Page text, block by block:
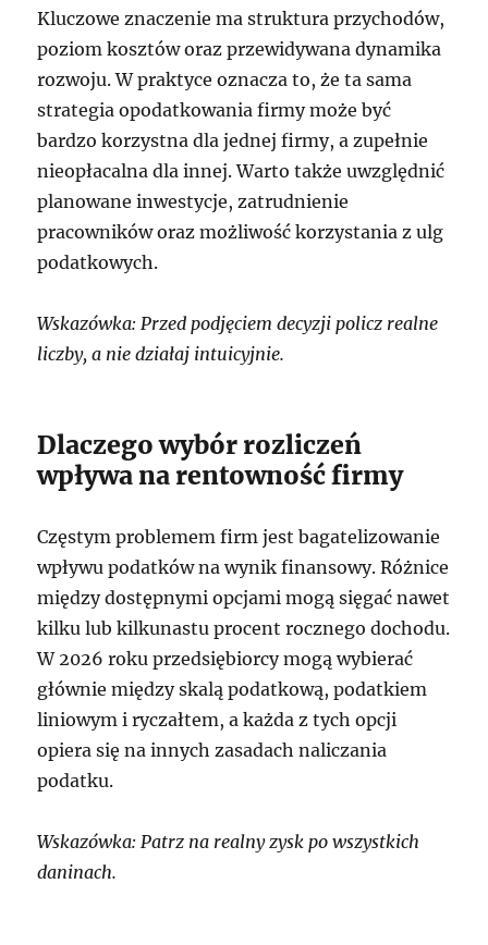
Kluczowe znaczenie ma struktura przychodów,
poziom kosztów oraz przewidywana dynamika
rozwoju. W praktyce oznacza to, że ta sama
strategia opodatkowania firmy może być
bardzo korzystna dla jednej firmy, a zupełnie
nieopłacalna dla innej. Warto także uwzględnić
planowane inwestycje, zatrudnienie
pracowników oraz możliwość korzystania z ulg
podatkowych.
Wskazówka: Przed podjęciem decyzji policz realne
liczby, a nie działaj intuicyjnie.
Dlaczego wybór rozliczeń
wpływa na rentowność firmy
Częstym problemem firm jest bagatelizowanie
wpływu podatków na wynik finansowy. Różnice
między dostępnymi opcjami mogą sięgać nawet
kilku lub kilkunastu procent rocznego dochodu.
W 2026 roku przedsiębiorcy mogą wybierać
głównie między skalą podatkową, podatkiem
liniowym i ryczałtem, a każda z tych opcji
opiera się na innych zasadach naliczania
podatku.
Wskazówka: Patrz na realny zysk po wszystkich
daninach.